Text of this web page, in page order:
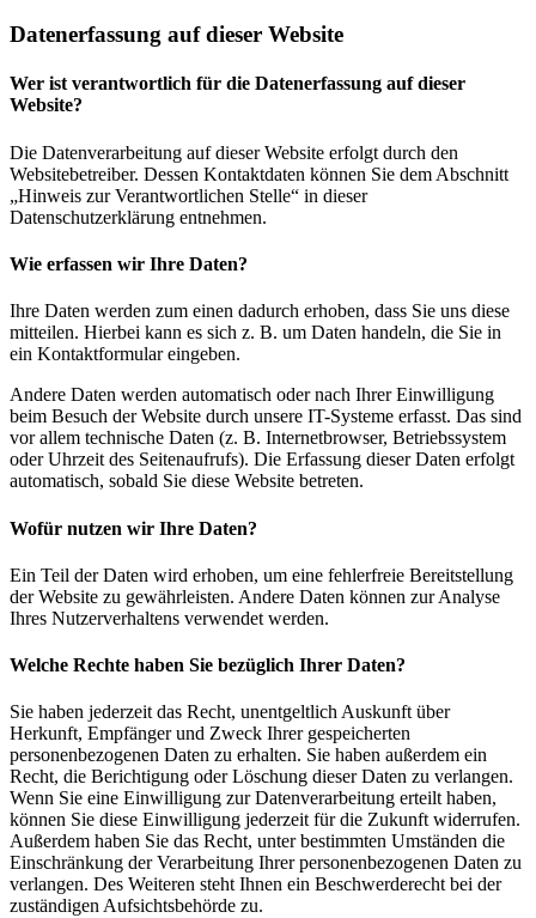
Datenerfassung auf dieser Website
Wer ist verantwortlich für die Datenerfassung auf dieser
Website?
Die Datenverarbeitung auf dieser Website erfolgt durch den
Websitebetreiber. Dessen Kontaktdaten können Sie dem Abschnitt
„Hinweis zur Verantwortlichen Stelle“ in dieser
Datenschutzerklärung entnehmen.
Wie erfassen wir Ihre Daten?
Ihre Daten werden zum einen dadurch erhoben, dass Sie uns diese
mitteilen. Hierbei kann es sich z. B. um Daten handeln, die Sie in
ein Kontaktformular eingeben.
Andere Daten werden automatisch oder nach Ihrer Einwilligung
beim Besuch der Website durch unsere IT-Systeme erfasst. Das sind
vor allem technische Daten (z. B. Internetbrowser, Betriebssystem
oder Uhrzeit des Seitenaufrufs). Die Erfassung dieser Daten erfolgt
automatisch, sobald Sie diese Website betreten.
Wofür nutzen wir Ihre Daten?
Ein Teil der Daten wird erhoben, um eine fehlerfreie Bereitstellung
der Website zu gewährleisten. Andere Daten können zur Analyse
Ihres Nutzerverhaltens verwendet werden.
Welche Rechte haben Sie bezüglich Ihrer Daten?
Sie haben jederzeit das Recht, unentgeltlich Auskunft über
Herkunft, Empfänger und Zweck Ihrer gespeicherten
personenbezogenen Daten zu erhalten. Sie haben außerdem ein
Recht, die Berichtigung oder Löschung dieser Daten zu verlangen.
Wenn Sie eine Einwilligung zur Datenverarbeitung erteilt haben,
können Sie diese Einwilligung jederzeit für die Zukunft widerrufen.
Außerdem haben Sie das Recht, unter bestimmten Umständen die
Einschränkung der Verarbeitung Ihrer personenbezogenen Daten zu
verlangen. Des Weiteren steht Ihnen ein Beschwerderecht bei der
zuständigen Aufsichtsbehörde zu.